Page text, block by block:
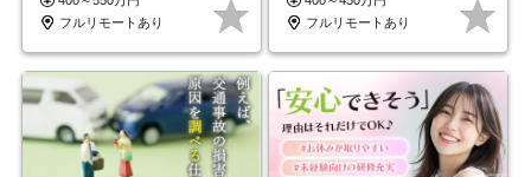
フルリモートあり
フルリモートあり